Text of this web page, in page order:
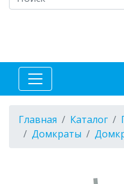
Главная Каталог
Домкраты